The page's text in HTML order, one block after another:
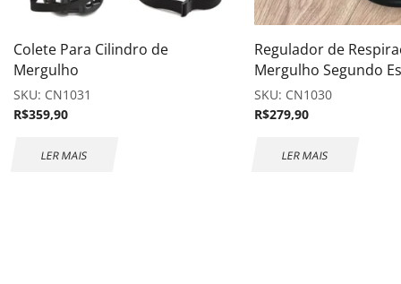
Colete Para Cilindro de
Mergulho
SKU: CN1031
R$359,90
LER MAIS
Regulador de
Mergulho Segundo
SKU: CN1030
R$279,90
LER MAIS